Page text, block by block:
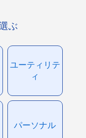
ぶ
ユーティリテ
ィ
パーソナル